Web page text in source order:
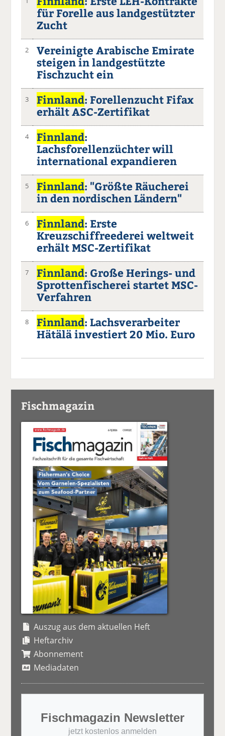
für Forelle aus landgestützter
Zucht
2
Vereinigte Arabische Emirate
steigen in landgestützte
Fischzucht ein
3 Finnland: Forellenzucht Fifax
erhält ASC-Zertifikat
4 Finnland:
Lachsforellenzüchter will
international expandieren
5 Finnland: "Größte Räucherei
in den nordischen Ländern"
6 Finnland: Erste
Kreuzschiffreederei weltweit
erhält MSC-Zertifikat
7 Finnland: Große Herings- und
Sprottenfischerei startet MSC-
Verfahren
8 Finnland: Lachsverarbeiter
Hätälä investiert 20 Mio. Euro
Fischmagazin
Auszug aus dem aktuellen Heft
Heftarchiv
Abonnement
Mediadaten
Fischmagazin Newsletter
jetzt kostenlos anmelden